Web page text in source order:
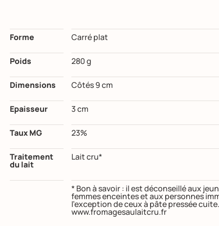
Forme Carré plat
Poids 280 g
Dimensions Côtés 9 cm
Epaisseur 3 cm
Taux MG 23%
Traitement
du lait
Lait cru*
* Bon à savoir : il est déconseillé aux
femmes enceintes et aux personnes
l’exception de ceux à pâte pressée
www.fromagesaulaitcru.fr